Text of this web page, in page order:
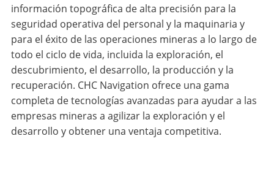
información topográfica de alta precisión para la
seguridad operativa del personal y la maquinaria y
para el éxito de las operaciones mineras a lo largo de
todo el ciclo de vida, incluida la exploración, el
descubrimiento, el desarrollo, la producción y la
recuperación. CHC Navigation ofrece una gama
completa de tecnologías avanzadas para ayudar a las
empresas mineras a agilizar la exploración y el
desarrollo y obtener una ventaja competitiva.